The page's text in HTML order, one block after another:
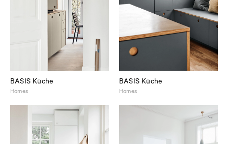
BASIS Küche
Homes
BASIS Küche
Homes